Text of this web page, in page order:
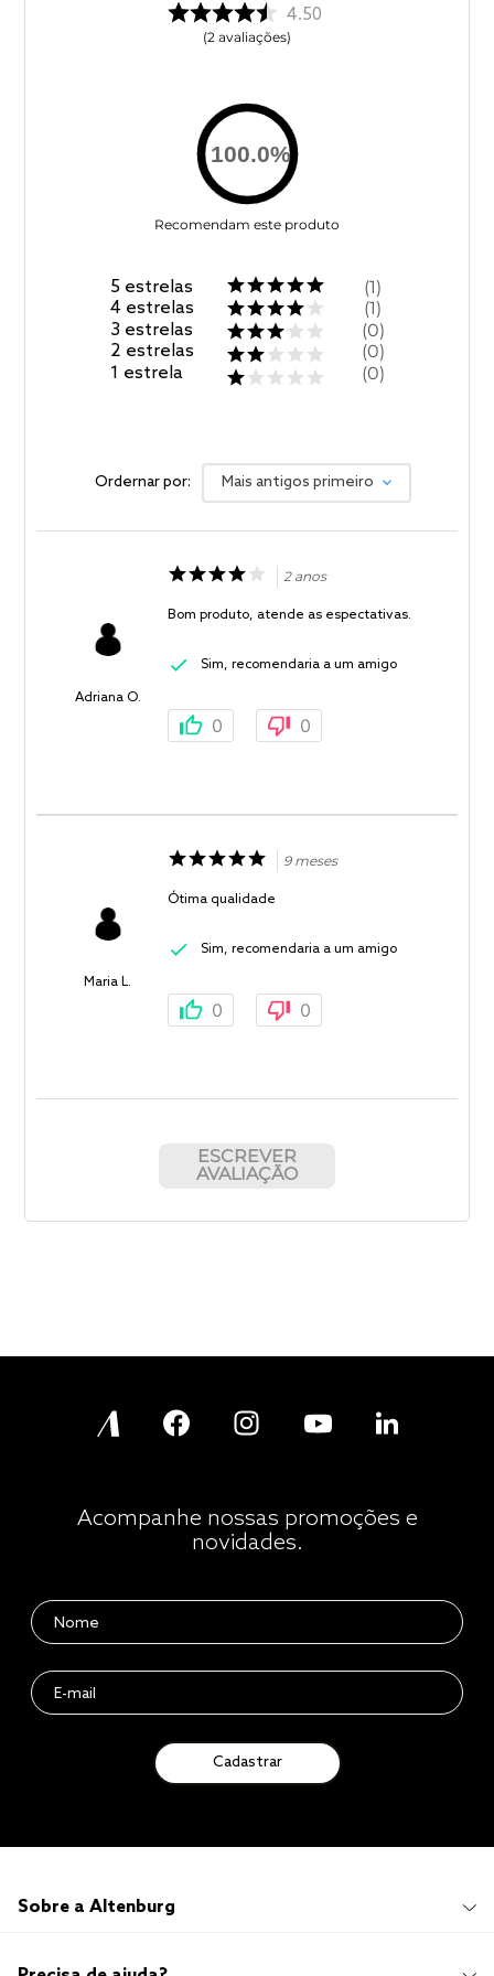
4.50
2 avaliações
100.0%
Recomendam este produto
5 estrelas
4 estrelas
3 estrelas
2 estrelas
1 estrela
1
1
0
0
0
Ordernar por: Mais antigos primeiro
Adriana O.
2 anos
Bom produto, atende as espectativas.
Sim, recomendaria a um amigo
0 0
Maria L.
9 meses
Ótima qualidade
Sim, recomendaria a um amigo
0 0
ESCREVER
AVALIAÇÃO
Acompanhe nossas promoções e
novidades.
Cadastrar
Sobre a Altenburg
Institucional